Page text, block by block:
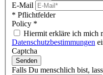
E-Mail
* Pflichtfelder
Policy *
Hiermit erkläre ich mich
Datenschutzbestimmungen
Captcha
Senden
Falls Du menschlich bist,